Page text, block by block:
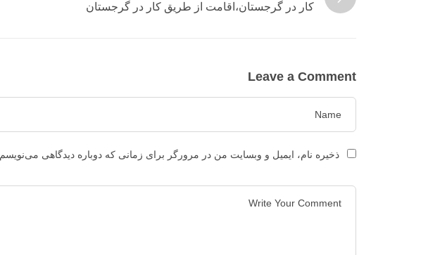
کار در گرجستان،اقامت از طریق کار در گرجستان
Leave a Comment
ذخیره نام، ایمیل و وبسایت من در مرورگر برای زمانی که دوباره دیدگاهی می‌نویسم.